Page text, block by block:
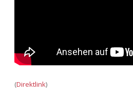
(Direktlink)